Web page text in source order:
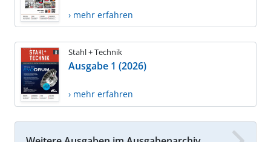
› mehr erfahren
Stahl + Technik
Ausgabe 1 (2026)
› mehr erfahren